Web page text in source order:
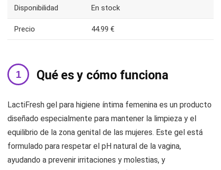
Disponibilidad En stock
Precio 44.99 €
Qué es y cómo funciona
LactiFresh gel para higiene íntima femenina es un producto
diseñado especialmente para mantener la limpieza y el
equilibrio de la zona genital de las mujeres. Este gel está
formulado para respetar el pH natural de la vagina,
ayudando a prevenir irritaciones y molestias, y